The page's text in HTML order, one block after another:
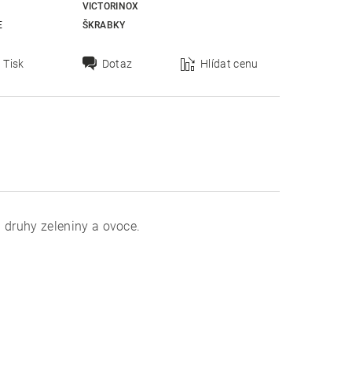
VICTORINOX
ŠKRABKY
Tisk Dotaz Hlídat cenu
zeleniny a ovoce.